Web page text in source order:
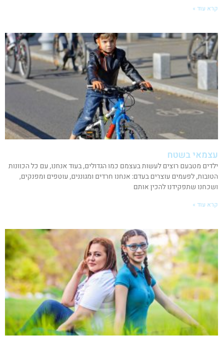
קרא עוד »
עצמאי בשטח
ילדים מטבעם רוצים לעשות בעצמם כמו הגדולים, בעוד אנחנו, עם כל הכוונות
הטובות, לפעמים עוצרים בעדם: אנחנו חרדים ומגוננים, עוטפים ומפנקים,
ושכחנו שתפקידנו להכין אותם
קרא עוד »